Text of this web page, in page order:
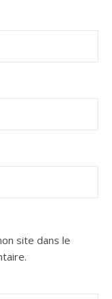
site dans le